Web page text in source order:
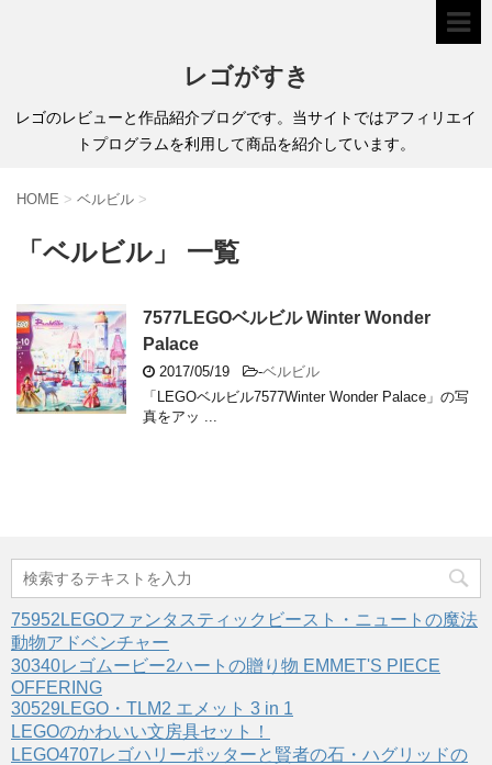
レゴがすき
レゴのレビューと作品紹介ブログです。当サイトではアフィリエイ
トプログラムを利用して商品を紹介しています。
HOME > ベルビル >
「ベルビル」 一覧
7577LEGOベルビル Winter Wonder
Palace
2017/05/19 -ベルビル
「LEGOベルビル7577Winter Wonder Palace」の写
真をアッ ...
75952LEGOファンタスティックビースト・ニュートの魔法
動物アドベンチャー
30340レゴムービー2ハートの贈り物 EMMET'S PIECE
OFFERING
30529LEGO・TLM2 エメット 3 in 1
LEGOのかわいい文房具セット！
LEGO4707レゴハリーポッターと賢者の石・ハグリッドの